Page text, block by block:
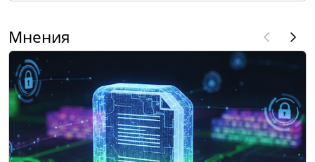
Мнения